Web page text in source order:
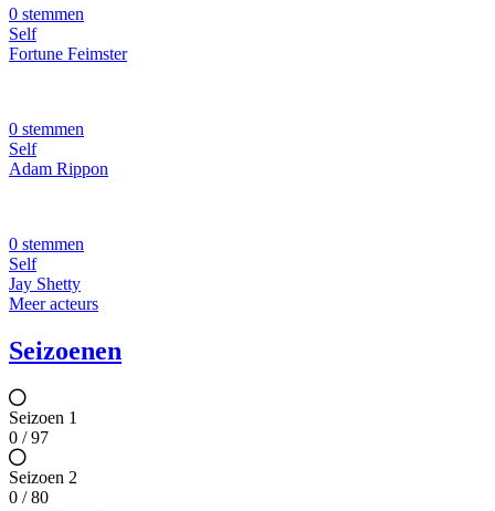
0 stemmen
Self
Fortune Feimster
0 stemmen
Self
Adam Rippon
0 stemmen
Self
Jay Shetty
Meer acteurs
Seizoenen
Seizoen 1
0 / 97
Seizoen 2
0 / 80